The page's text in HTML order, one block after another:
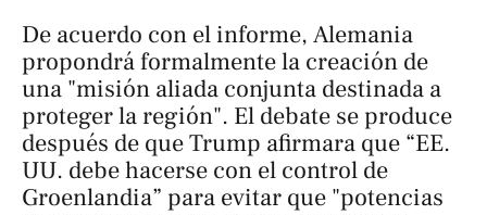
De acuerdo con el informe, Alemania
propondrá formalmente la creación de
una "misión aliada conjunta destinada a
proteger la región". El debate se produce
después de que Trump afirmara que “EE.
UU. debe hacerse con el control de
Groenlandia” para evitar que "potencias